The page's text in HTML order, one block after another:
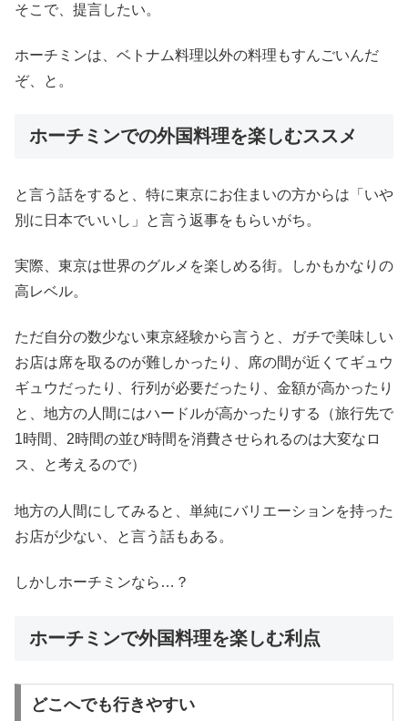
そこで、提言したい。
ホーチミンは、ベトナム料理以外の料理もすんごいんだ
ぞ、と。
ホーチミンでの外国料理を楽しむススメ
と言う話をすると、特に東京にお住まいの方からは「いや
別に日本でいいし」と言う返事をもらいがち。
実際、東京は世界のグルメを楽しめる街。しかもかなりの
高レベル。
ただ自分の数少ない東京経験から言うと、ガチで美味しい
お店は席を取るのが難しかったり、席の間が近くてギュウ
ギュウだったり、行列が必要だったり、金額が高かったり
と、地方の人間にはハードルが高かったりする（旅行先で
1時間、2時間の並び時間を消費させられるのは大変なロ
ス、と考えるので）
地方の人間にしてみると、単純にバリエーションを持った
お店が少ない、と言う話もある。
しかしホーチミンなら…？
ホーチミンで外国料理を楽しむ利点
どこへでも行きやすい